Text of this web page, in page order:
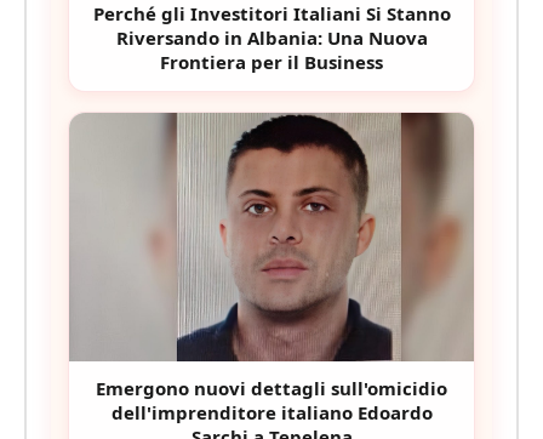
Perché gli Investitori Italiani Si Stanno
Riversando in Albania: Una Nuova
Frontiera per il Business
Emergono nuovi dettagli sull'omicidio
dell'imprenditore italiano Edoardo